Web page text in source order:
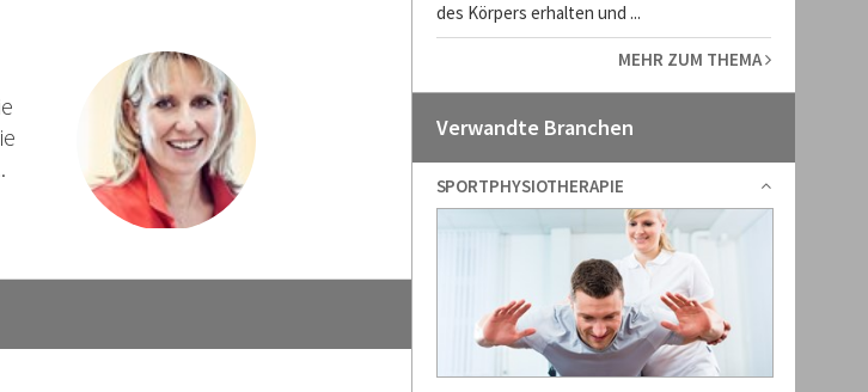
Interview mit Herrn Jesse Barth,
citymed, Herrn Patrick Magewski mit
Inhaber von der Physiotopia AG zum
zum Interview
des Körpers erhalten und ...
MEHR ZUM THEMA
Verwandte Branchen
SPORTPHYSIOTHERAPIE